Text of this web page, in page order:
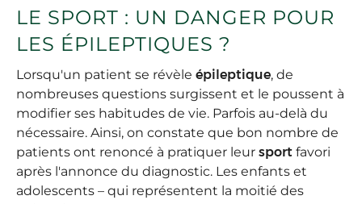
LE SPORT : UN DANGER POUR
LES ÉPILEPTIQUES ?
Lorsqu'un patient se révèle épileptique, de
nombreuses questions surgissent et le poussent à
modifier ses habitudes de vie. Parfois au-delà du
nécessaire. Ainsi, on constate que bon nombre de
patients ont renoncé à pratiquer leur sport favori
après l'annonce du diagnostic. Les enfants et
adolescents – qui représentent la moitié des